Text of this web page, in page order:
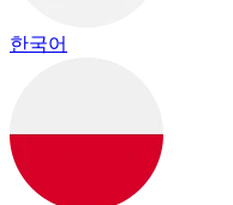
한국어